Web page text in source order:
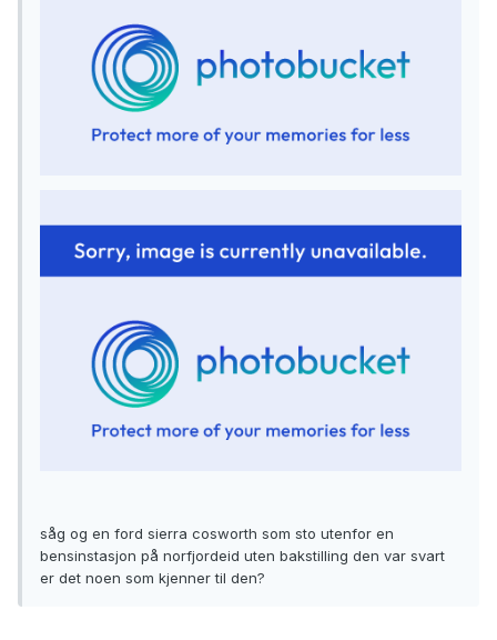
såg og en ford sierra cosworth som sto utenfor en
bensinstasjon på norfjordeid uten bakstilling den var svart
er det noen som kjenner til den?